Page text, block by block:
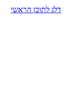
דלג לתוכן הראשי